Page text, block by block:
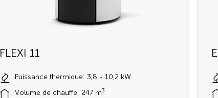
FLEXI 11
Puissance thermique: 3,8 - 10,2 kW
Volume de chauffe: 247 m3